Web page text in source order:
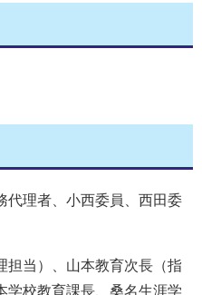
理者、小西委員、西田委
当）、山本教育次長（指
学校教育課長、桑名生涯学